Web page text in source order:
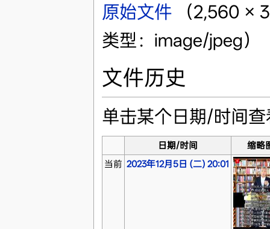
原始文件‎
（2,560 ×
类型：image/jpeg）
文件历史
单击某个日期/时间
日期/时间
缩略
当前 2023年12月5日 (二) 20:01